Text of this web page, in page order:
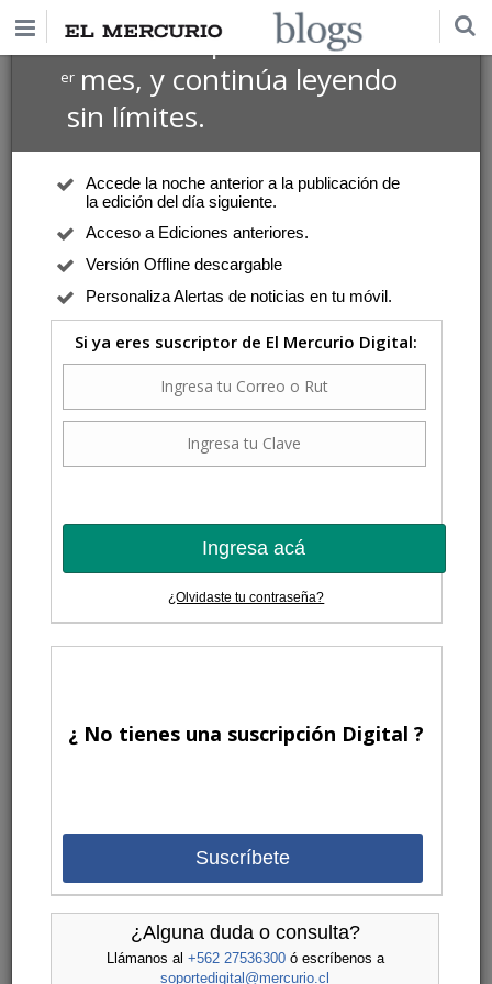
Suscríbete por $1 USD
ermes, y continúa leyendo
sin límites.
Accede la noche anterior a la publicación de
la edición del día siguiente.
Acceso a Ediciones anteriores.
Versión Offline descargable
Personaliza Alertas de noticias en tu móvil.
Si ya eres suscriptor de El Mercurio Digital:
Ingresa acá
¿Olvidaste tu contraseña?
¿ No tienes una suscripción Digital ?
Suscríbete
¿Alguna duda o consulta?
Llámanos al +562 27536300ó escríbenos a
soportedigital@mercurio.cl